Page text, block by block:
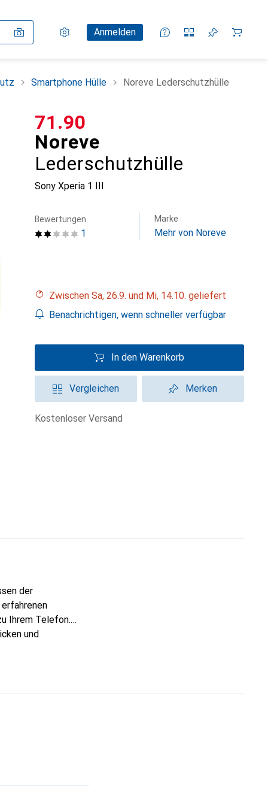
Einstellungen
KundenkontoAnmelden
Vergleichslisten
Merklisten
Warenkorb
Smartphone Hülle Noreve Lederschutzhülle
Noreve
Lederschutzhülle
Sony Xperia 1 III
CHF
71.90
1
Bewertungen Marke
Mehr von Noreve
Zwischen Sa, 26.9. und Mi, 14.10. geliefert
Benachrichtigen, wenn schneller verfügbar
In den Warenkorb
Vergleichen Merken
kostenloser Versand
der
Ihrem Telefon.
und